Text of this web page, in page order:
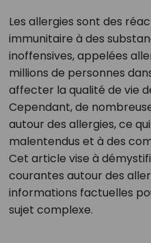
Les allergies sont des
immunitaire à des
inoffensives, appelées
millions de personnes
affecter la qualité de vie
Cependant, de
autour des allergies, ce
malentendus et à des
Cet article vise à
courantes autour des
informations factuelles
sujet complexe.